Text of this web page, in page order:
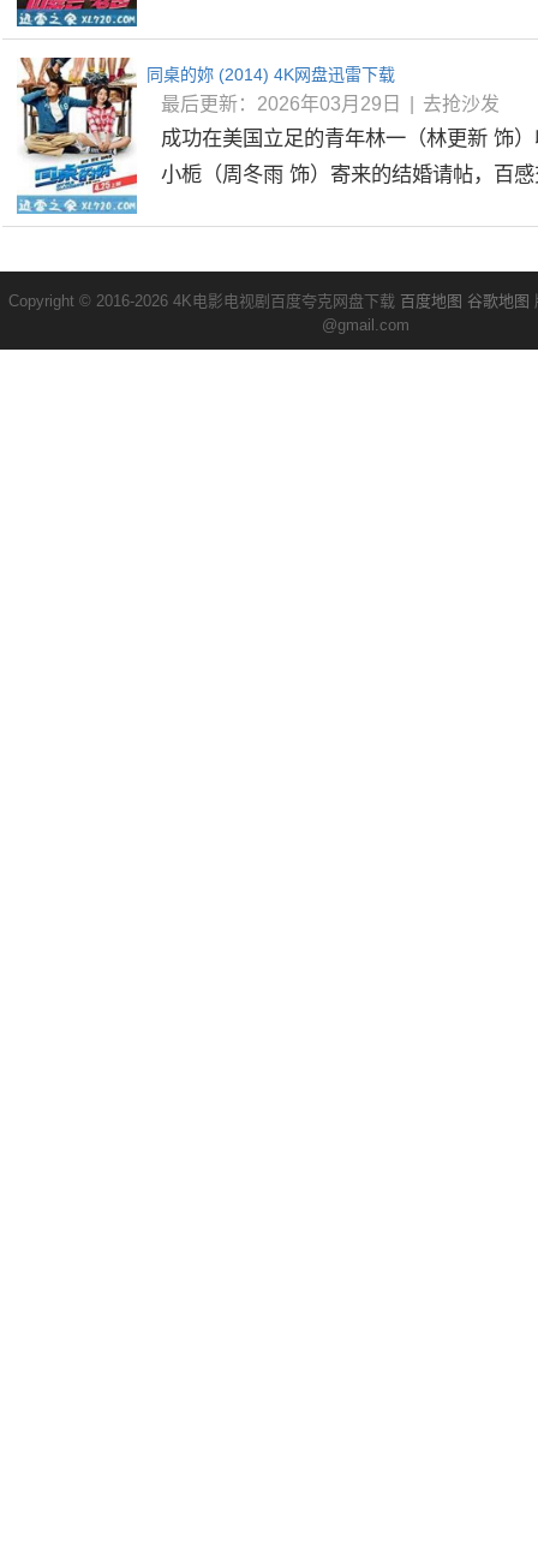
同桌的妳 (2014) 4K网盘迅雷下载
最后更新：2026年03月29日 去抢沙发
成功在美国立足的青年林一（林更新 饰
小栀（周冬雨 饰）寄来的结婚请帖，百
Copyright © 2016-2026 4K电影电视剧百度夸克网盘下载 百度地图 谷歌地图
@gmail.com